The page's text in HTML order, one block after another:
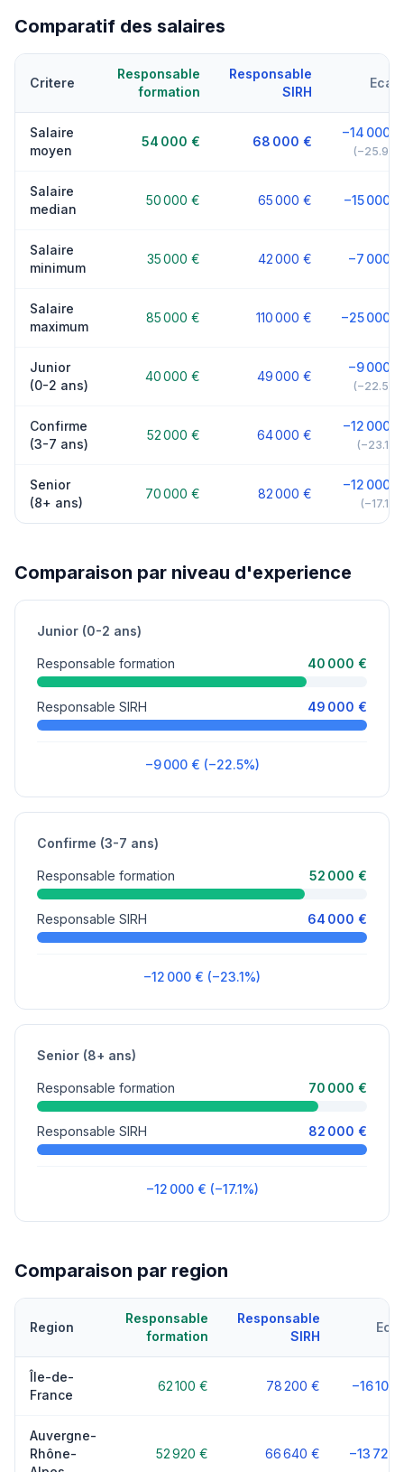
Comparatif des salaires
Critere
Responsable
formation
Responsable
SIRH
Ecart
Salaire
moyen
54 000 € 68 000 €
−14 000 €
(−25.9%)
Salaire
median
50 000 € 65 000 € −15 000 €
Salaire
minimum
35 000 € 42 000 € −7 000 €
Salaire
maximum
85 000 € 110 000 € −25 000 €
Junior
(0-2 ans)
40 000 € 49 000 €
−9 000 €
(−22.5%)
Confirme
(3-7 ans)
52 000 € 64 000 €
−12 000 €
(−23.1%)
Senior
(8+ ans)
70 000 € 82 000 €
−12 000 €
(−17.1%)
Comparaison par niveau d'experience
Junior (0-2 ans)
Responsable formation 40 000 €
Responsable SIRH 49 000 €
−9 000 € (−22.5%)
Confirme (3-7 ans)
Responsable formation 52 000 €
Responsable SIRH 64 000 €
−12 000 € (−23.1%)
Senior (8+ ans)
Responsable formation 70 000 €
Responsable SIRH 82 000 €
−12 000 € (−17.1%)
Comparaison par region
Region
Responsable
formation
Responsable
SIRH
Île-de-
France
62 100 € 78 200 € −16 100
Auvergne-
Rhône-
52 920 € 66 640 € −13 720